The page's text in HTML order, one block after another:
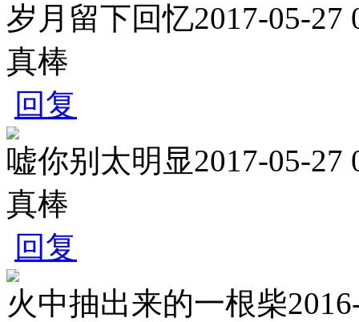
岁月留下回忆2017-05-27
真棒
回复
嘘你别太明显2017-05-27
真棒
回复
火中抽出来的一根柴